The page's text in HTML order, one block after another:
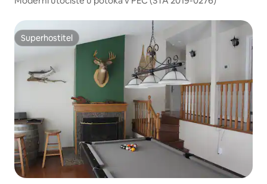
Superhostitel
Superhostitel